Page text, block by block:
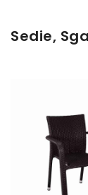
Sedie,